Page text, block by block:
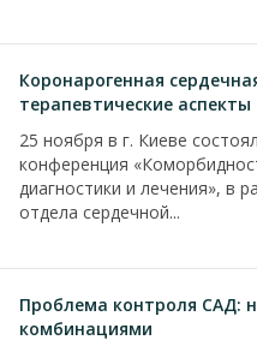
Коронарогенная
терапевтические аспекты
25 ноября в г. Киеве
конференция
диагностики и лечения», в
отдела сердечной...
Проблема контроля САД:
комбинациями